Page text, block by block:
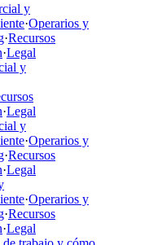
y
·Operarios y
·Recursos
·Legal
y
·Legal
y
·Operarios y
·Recursos
·Legal
·Operarios y
·Recursos
·Legal